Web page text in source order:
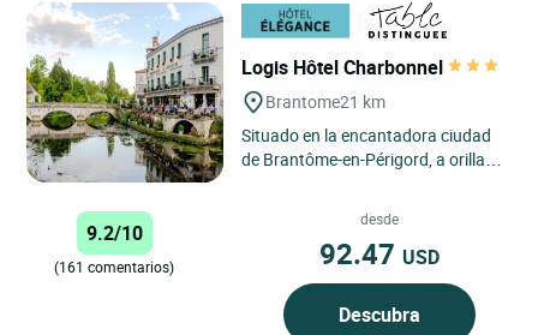
Logis Hôtel Charbonnel
Brantome21 km
Situado en la encantadora ciudad
de Brantôme-en-Périgord, a orillas
9.2/10
(161 comentarios)
desde
92.47 USD
Descubra